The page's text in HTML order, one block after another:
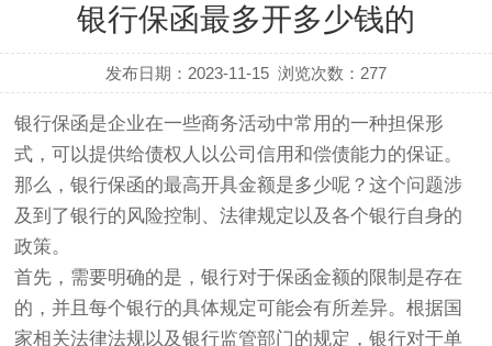
银行保函最多开多少钱的
发布日期：2023-11-15 浏览次数： 277
银行保函是企业在一些商务活动中常用的一种担保形
式，可以提供给债权人以公司信用和偿债能力的保证。
那么，银行保函的最高开具金额是多少呢？这个问题涉
及到了银行的风险控制、法律规定以及各个银行自身的
政策。
首先，需要明确的是，银行对于保函金额的限制是存在
的，并且每个银行的具体规定可能会有所差异。根据国
家相关法律法规以及银行监管部门的规定，银行对于单